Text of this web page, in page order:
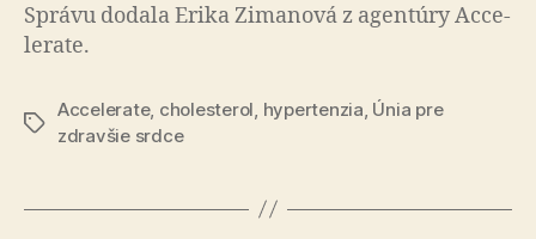
Správu dodala Erika Zimanová z agen­tú­ry Acce­
le­rate.
Značky
Accelerate, cholesterol hypertenzia Únia pre
zdravšie srdce